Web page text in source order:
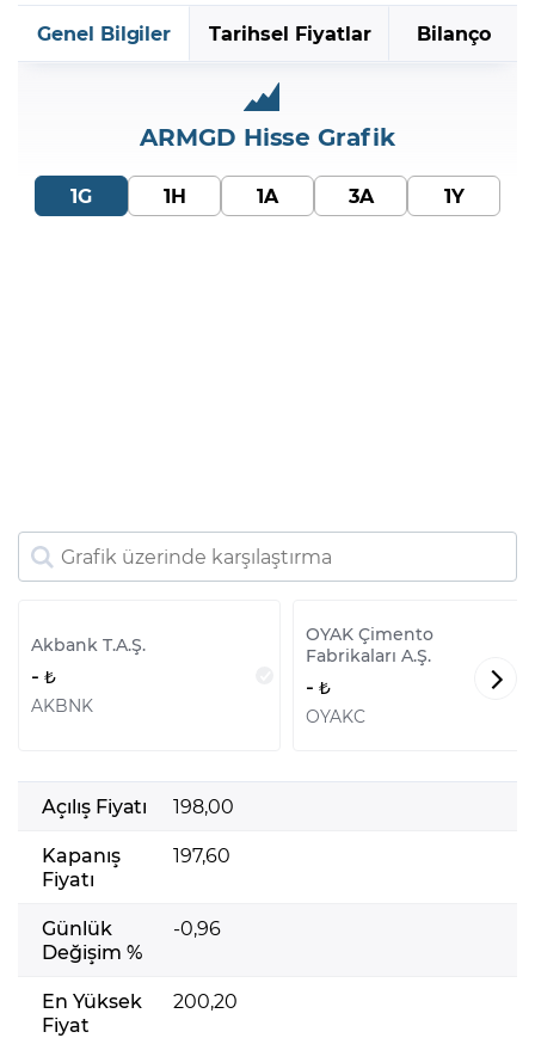
Genel Bilgiler Tarihsel Fiyatlar Bilanço
ARMGD Hisse Grafik
1G 1H 1A 3A 1Y
Akbank T.A.Ş.
-
AKBNK
OYAK Çimento
Fabrikaları A.Ş.
-
OYAKC
Açılış Fiyatı
198,00
Kapanış
Fiyatı
197,60
Günlük
Değişim %
-0,96
En Yüksek
Fiyat
200,20